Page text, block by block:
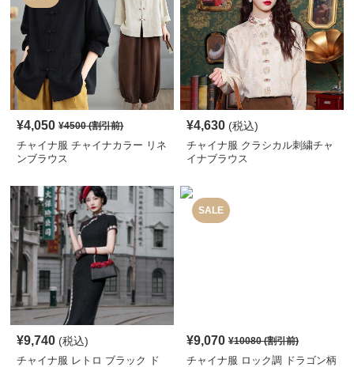
¥4,050 ¥4500(割引前)
チャイナ服 チャイナカラー リネ
ンブラウス
¥4,630 (税込)
チャイナ服 クラシカル刺繍チャ
イナブラウス
¥9,740 (税込)
チャイナ服 レトロ ブラック ド
SALE
¥9,070 ¥10080(割引前)
チャイナ服 ロック調 ドラゴン柄